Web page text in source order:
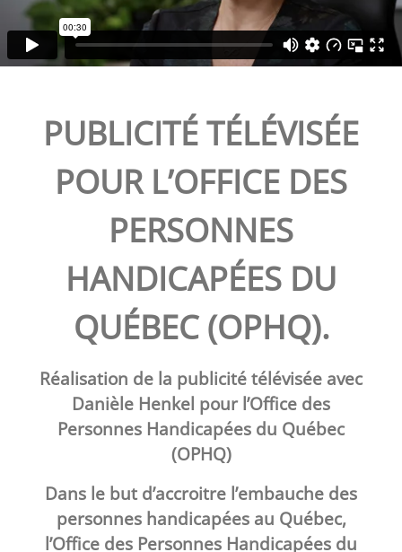
PUBLICITÉ TÉLÉVISÉE
POUR L’OFFICE DES
PERSONNES
HANDICAPÉES DU
QUÉBEC (OPHQ).
Réalisation de la publicité télévisée avec
Danièle Henkel pour l’Office des
Personnes Handicapées du Québec
(OPHQ)
Dans le but d’accroitre l’embauche des
personnes handicapées au Québec,
l’Office des Personnes Handicapées du